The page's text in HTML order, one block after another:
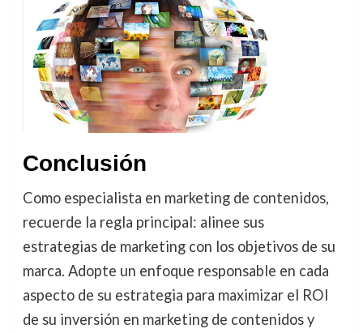
Conclusión
Como especialista en marketing de contenidos,
recuerde la regla principal: alinee sus
estrategias de marketing con los objetivos de su
marca. Adopte un enfoque responsable en cada
aspecto de su estrategia para maximizar el ROI
de su inversión en marketing de contenidos y